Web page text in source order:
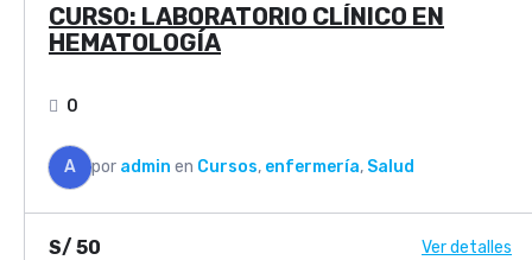
CURSO: LABORATORIO CLÍNICO EN
HEMATOLOGÍA
0
A por admin en Cursos, enfermería, Salud
S/ 50 Ver detalles